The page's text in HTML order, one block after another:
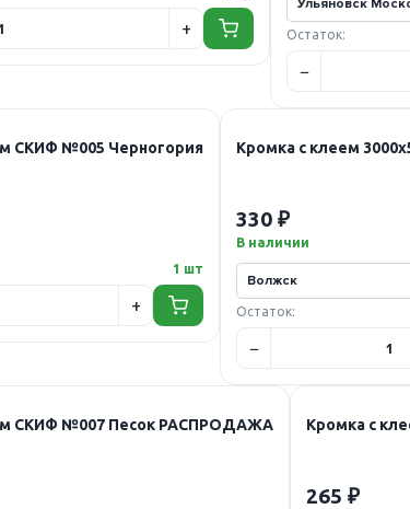
Остаток:
СКИФ №005 Черногория
1 шт
Кромка с клеем
330 ₽
В наличии
Остаток:
СКИФ №007 Песок РАСПРОДАЖА Кромка с
265 ₽